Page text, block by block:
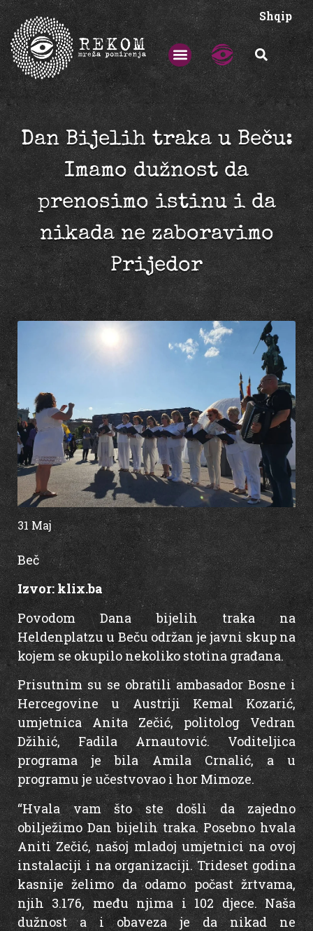
Shqip
Dan Bijelih traka u Beču:
Imamo dužnost da
prenosimo istinu i da
nikada ne zaboravimo
Prijedor
Izvor:klix.ba
Povodom Dana bijelih traka na
Heldenplatzu u Beču održan je javni skup na
kojem se okupilo nekoliko stotina građana.
Prisutnim su se obratili ambasador Bosne i
Hercegovine u Austriji Kemal Kozarić,
umjetnica Anita Zečić, politolog Vedran
Džihić, Fadila Arnautović. Voditeljica
programa je bila Amila Crnalić, a u
programu je učestvovao i hor Mimoze.
“Hvala vam što ste došli da zajedno
obilježimo Dan bijelih traka. Posebno hvala
Aniti Zečić, našoj mladoj umjetnici na ovoj
instalaciji i na organizaciji. Trideset godina
kasnije želimo da odamo počast žrtvama,
njih 3.176, među njima i 102 djece. Naša
dužnost a i obaveza je da nikad ne
31 Maj
15:55
Beč